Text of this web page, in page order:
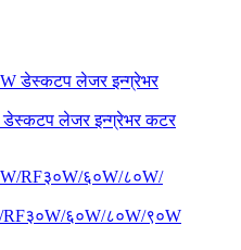
लेजर इन्ग्रेभर कटर
६०W/८०W/९०W